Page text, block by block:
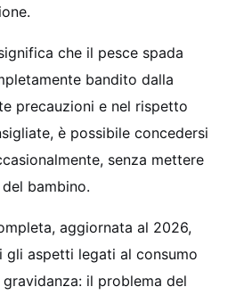
che il pesce spada
bandito dalla
precauzioni e nel rispetto
è possibile concedersi
senza mettere
bambino.
aggiornata al 2026,
gli aspetti legati al consumo
il problema del